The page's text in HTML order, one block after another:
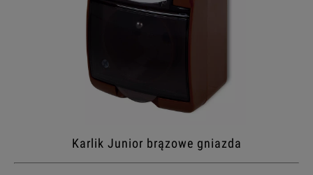
Karlik Junior brązowe gniazda